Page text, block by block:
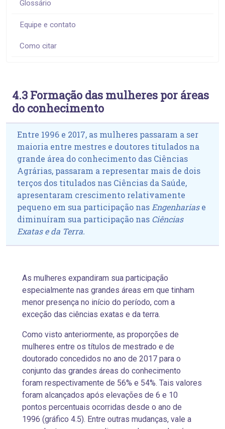
Glossário
Equipe e contato
Como citar
4.3 Formação das mulheres por áreas
do conhecimento
Entre 1996 e 2017, as mulheres passaram a ser
maioria entre mestres e doutores titulados na
grande área do conhecimento das Ciências
Agrárias, passaram a representar mais de dois
terços dos titulados nas Ciências da Saúde,
apresentaram crescimento relativamente
pequeno em sua participação nas Engenhariase
diminuíram sua participação nas Ciências
Exatas e da Terra.
As mulheres expandiram sua participação
especialmente nas grandes áreas em que tinham
menor presença no início do período, com a
exceção das ciências exatas e da terra.
Como visto anteriormente, as proporções de
mulheres entre os títulos de mestrado e de
doutorado concedidos no ano de 2017 para o
conjunto das grandes áreas do conhecimento
foram respectivamente de 56% e 54%. Tais valores
foram alcançados após elevações de 6 e 10
pontos percentuais ocorridas desde o ano de
1996 (gráfico 4.5). Entre outras mudanças, vale a